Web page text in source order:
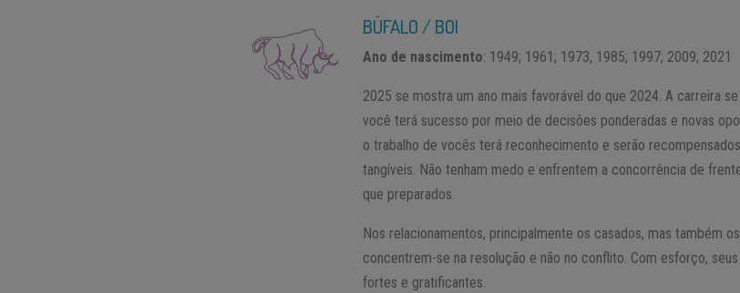
BÚFALO / BOI
Ano de nascimento: 1949; 1961; 1973, 1985; 1997; 2009; 2021
2025 se mostra um ano mais favorável do que 2024. A carreira
você terá sucesso por meio de decisões ponderadas e novas
o trabalho de vocês terá reconhecimento e serão
tangíveis. Não tenham medo e enfrentem a concorrência de
que preparados.
Nos relacionamentos, principalmente os casados, mas também
concentrem-se na resolução e não no conflito. Com esforço,
fortes e gratificantes.